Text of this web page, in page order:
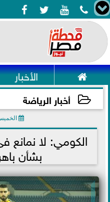
   
 الأخبار
أخبار الرياضة
الخميس، 11
الكومي: لا نمانع
بشأن